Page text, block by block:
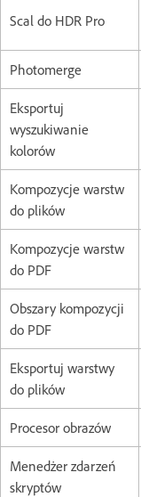
Scal do HDR Pro
Photomerge
Eksportuj
wyszukiwanie
kolorów
Kompozycje warstw
do plików
Kompozycje warstw
do PDF
Obszary kompozycji
do PDF
Eksportuj warstwy
do plików
Procesor obrazów
Menedżer zdarzeń
skryptów